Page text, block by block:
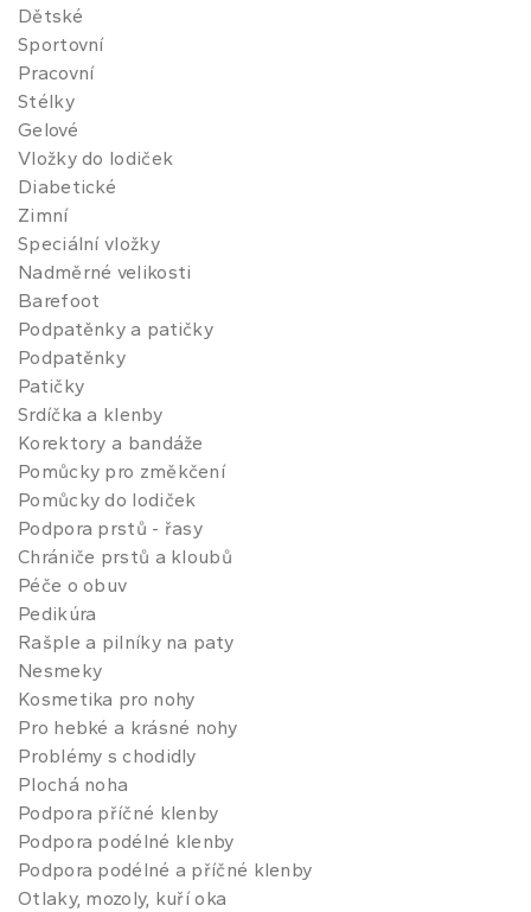
Dětské
Sportovní
Pracovní
Stélky
Gelové
Vložky do lodiček
Diabetické
Zimní
Speciální vložky
Nadměrné velikosti
Barefoot
Podpatěnky a patičky
Podpatěnky
Patičky
Srdíčka a klenby
Korektory a bandáže
Pomůcky pro změkčení
Pomůcky do lodiček
Podpora prstů - řasy
Chrániče prstů a kloubů
Péče o obuv
Pedikúra
Rašple a pilníky na paty
Nesmeky
Kosmetika pro nohy
Pro hebké a krásné nohy
Problémy s chodidly
Plochá noha
Podpora příčné klenby
Podpora podélné klenby
Podpora podélné a příčné klenby
Otlaky, mozoly, kuří oka